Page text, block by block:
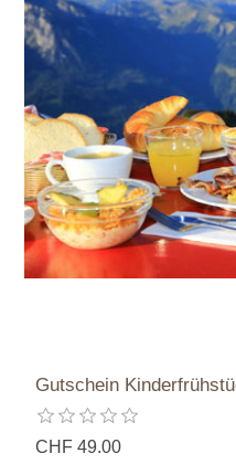
Gutschein
CHF 49.00